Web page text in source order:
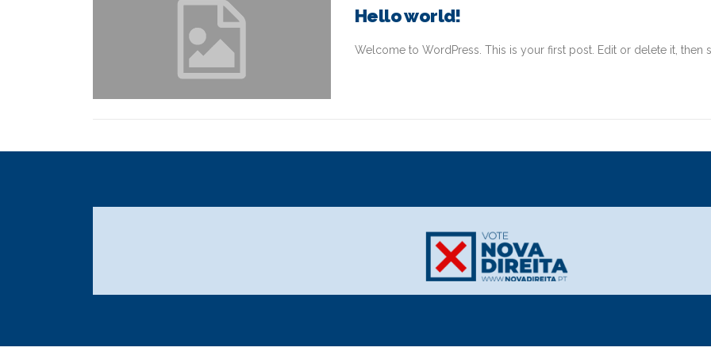
Hello world!
Welcome to WordPress. This is your first post. Edit or delete it, then